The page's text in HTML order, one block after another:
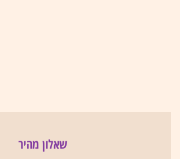
שאלון מהיר